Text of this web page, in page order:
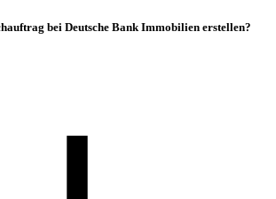
bei Deutsche Bank Immobilien erstellen?